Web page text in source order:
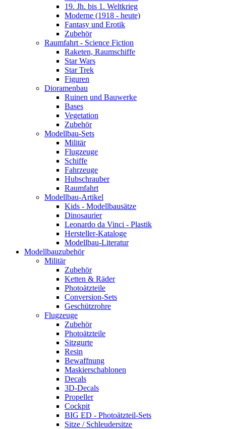
19. Jh. bis 1. Weltkrieg
Moderne (1918 - heute)
Fantasy und Erotik
Zubehör
Raumfahrt - Science Fiction
Raketen, Raumschiffe
Star Wars
Star Trek
Figuren
Dioramenbau
Ruinen und Bauwerke
Bases
Vegetation
Zubehör
Modellbau-Sets
Militär
Flugzeuge
Schiffe
Fahrzeuge
Hubschrauber
Raumfahrt
Modellbau-Artikel
Kids - Modellbausätze
Dinosaurier
Leonardo da Vinci - Plastik
Hersteller-Kataloge
Modellbau-Literatur
Modellbauzubehör
Militär
Zubehör
Ketten & Räder
Photoätzteile
Conversion-Sets
Geschützrohre
Flugzeuge
Zubehör
Photoätzteile
Sitzgurte
Resin
Bewaffnung
Maskierschablonen
Decals
3D-Decals
Propeller
Cockpit
BIG ED - Photoätzteil-Sets
Sitze / Schleudersitze